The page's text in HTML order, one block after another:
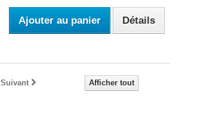
Ajouter au panier Détails
Afficher tout
Suivant